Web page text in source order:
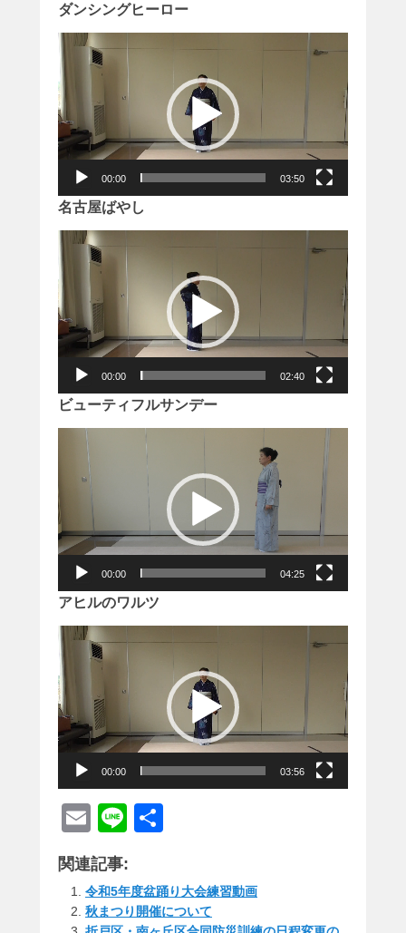
ダンシングヒーロー
動
画
プ
レ
ー
ヤ
00:00 03:50
名古屋ばやし
プ
レ
ー
ヤ
00:00 02:40
ビューティフルサンデー
レ
ー
ヤ
ー
00:00 04:25
アヒルのワルツ
動
画
プ
レ
ー
ヤ
00:00 03:56
E
m
ail
Li
e
関連記事:
令和5年度盆踊り大会練習動画
秋まつり開催について